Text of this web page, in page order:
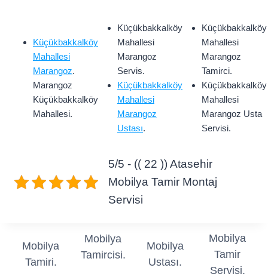
Küçükbakkalköy
Mahallesi
Marangoz.
Marangoz
Küçükbakkalköy
Mahallesi.
Küçükbakkalköy
Mahallesi
Marangoz
Servis.
Küçükbakkalköy
Mahallesi
Marangoz
Ustası.
Küçükbakkalköy
Mahallesi
Marangoz
Tamirci.
Küçükbakkalköy
Mahallesi
Marangoz Usta
Servisi.
5/5 - (( 22 )) Atasehir
Mobilya Tamir Montaj
Servisi
Mobilya
Tamiri.
Mobilya
Tamircisi.
Mobilya
Ustası.
Mobilya
Tamir
Servisi.